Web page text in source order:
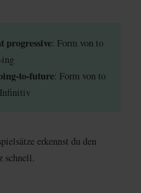
progressive: Form von to
to-future: Form von to
erkennst du den
schnell.